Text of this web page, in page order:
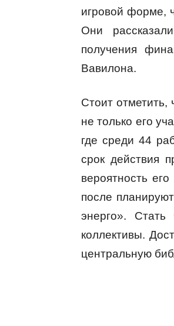
игровой форме,
Они
получения
Вавилона.
Стоит отметить,
не только его
где среди 44
срок действия
вероятность
после
энерго».
коллективы.
центральную